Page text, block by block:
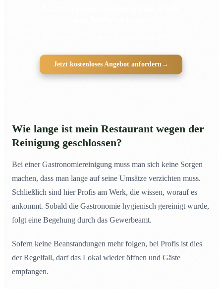
Jetzt kostenloses Angebot anfordern→
Wie lange ist mein Restaurant wegen der
Reinigung geschlossen?
Bei einer Gastronomiereinigung muss man sich keine Sorgen
machen, dass man lange auf seine Umsätze verzichten muss.
Schließlich sind hier Profis am Werk, die wissen, worauf es
ankommt. Sobald die Gastronomie hygienisch gereinigt wurde,
folgt eine Begehung durch das Gewerbeamt.
Sofern keine Beanstandungen mehr folgen, bei Profis ist dies
der Regelfall, darf das Lokal wieder öffnen und Gäste
empfangen.